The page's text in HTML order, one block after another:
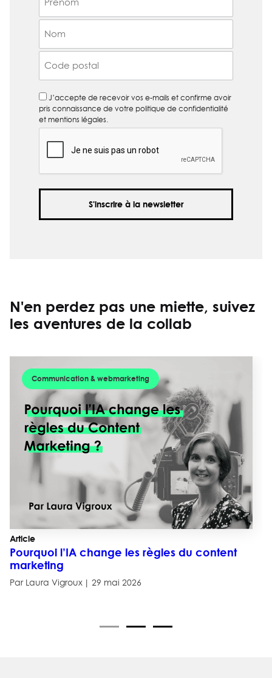
*
i
*
é
o
m
*
m
e
p
o
a
l
*
J’accepte de recevoir vos e-mails et confirme avoir
pris connaissance de votre politique de confidentialité
et mentions légales.
N'en perdez pas une miette, suivez
les aventures de la collab
Communication & webmarketing
Article
Pourquoi l’IA change les règles du content
marketing
Par Laura Vigroux 29 mai 2026